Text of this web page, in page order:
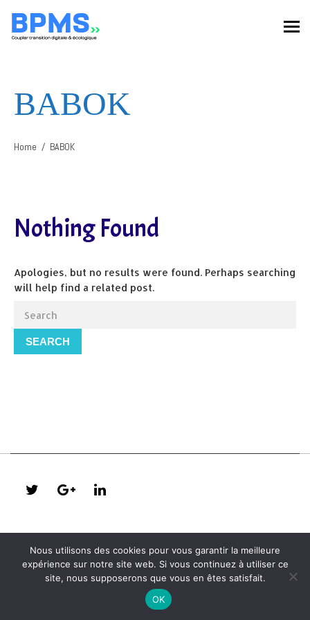
BABOK
Home BABOK
Nothing Found
Apologies, but no results were found. Perhaps searching
will help find a related post.
SEARCH
Nous utilisons des cookies pour vous garantir la meilleure
expérience sur notre site web. Si vous continuez à utiliser ce
site, nous supposerons que vous en êtes satisfait.
OK